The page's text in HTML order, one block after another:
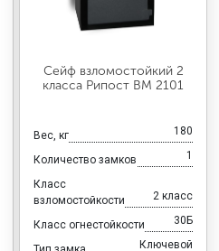
Сейф взломостойкий 2
класса Рипост ВМ 2101
Вес, кг 180
Количество замков 1
Класс
взломостойкости
2 класс
Класс огнестойкости 30Б
Ключевой